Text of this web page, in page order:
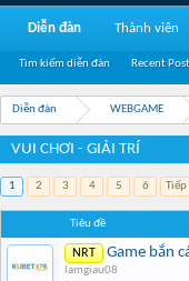
Diễn đàn WEBGAME
VUI CHƠI - GIẢI TRÍ
1 2 3 4 5 6 Tiếp
Tiêu đề
NRT Game bắn
lamgiau08
Diễn đàn
Tìm kiếm diễn đàn Recent
Thành viên